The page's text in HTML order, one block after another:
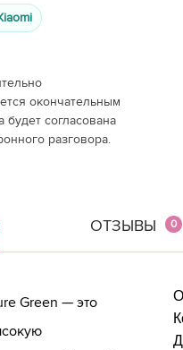
окончательным
согласована
разговора.
ОТЗЫВЫ 0
Green — это